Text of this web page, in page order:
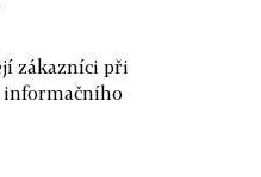
zákazníci při
informačního